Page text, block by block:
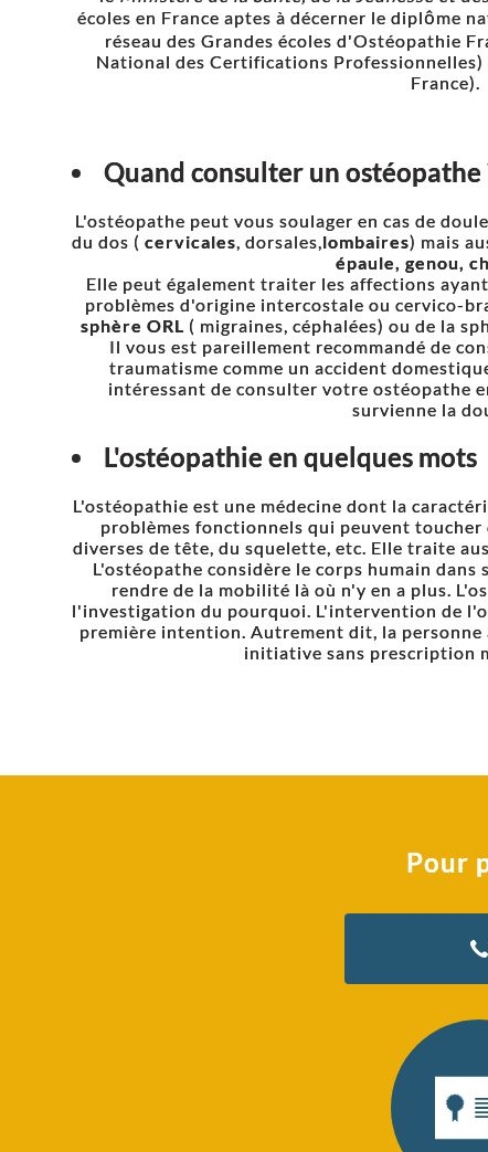
écoles en France aptes à décerner le diplôme
réseau des Grandes écoles d'Ostéopathie
National des Certifications Professionnelles)
France).
Quand consulter un ostéopathe
L'ostéopathe peut vous soulager en cas de
du dos ( cervicales, dorsales,lombaires) mais
épaule, genou,
Elle peut également traiter les affections
problèmes d'origine intercostale ou cervico-
sphère ORL ( migraines, céphalées) ou de la
Il vous est pareillement recommandé de
traumatisme comme un accident
intéressant de consulter votre ostéopathe
survienne la
L'ostéopathie en quelques mots
L'ostéopathie est une médecine dont la
problèmes fonctionnels qui peuvent toucher
diverses de tête, du squelette, etc. Elle traite
L'ostéopathe considère le corps humain
rendre de la mobilité là où n'y en a plus.
l'investigation du pourquoi. L'intervention de
première intention. Autrement dit, la
initiative sans prescription
Pour